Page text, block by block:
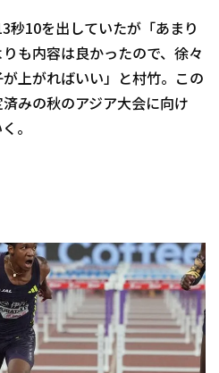
秒10を出していたが「あまり
も内容は良かったので、徐々
上がればいい」と村竹。この
みの秋のアジア大会に向け
。